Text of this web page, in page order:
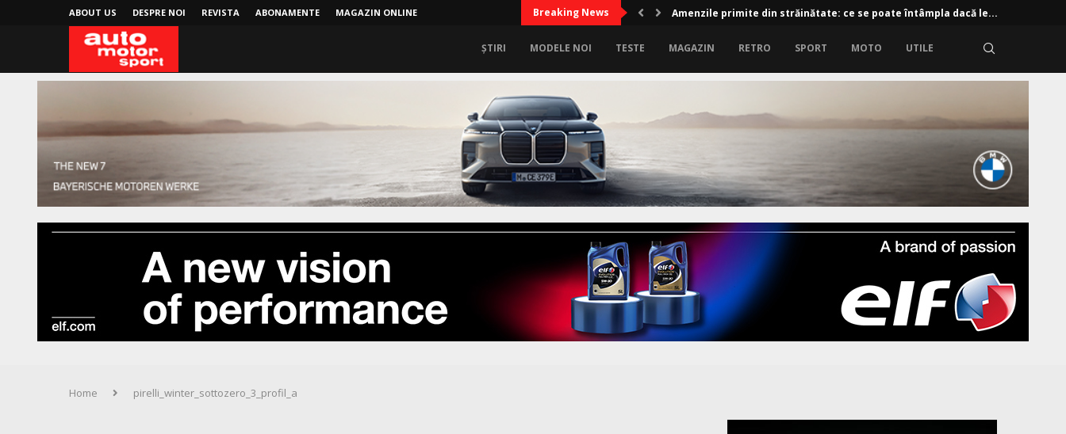
ABOUT US DESPRE NOI REVISTA ABONAMENTE MAGAZIN ONLINE Breaking News Amenzile primite din străinătate: ce se poate întâmpla dacă le...
ȘTIRI MODELE NOI TESTE MAGAZIN RETRO SPORT MOTO UTILE
Home pirelli_winter_sottozero_3_profil_a